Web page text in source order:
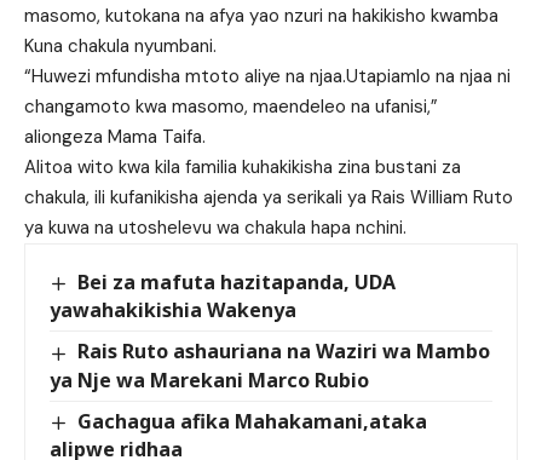
masomo, kutokana na afya yao nzuri na hakikisho kwamba
Kuna chakula nyumbani.
“Huwezi mfundisha mtoto aliye na njaa.Utapiamlo na njaa ni
changamoto kwa masomo, maendeleo na ufanisi,”
aliongeza Mama Taifa.
Alitoa wito kwa kila familia kuhakikisha zina bustani za
chakula, ili kufanikisha ajenda ya serikali ya Rais William Ruto
ya kuwa na utoshelevu wa chakula hapa nchini.
Bei za mafuta hazitapanda, UDA
yawahakikishia Wakenya
Rais Ruto ashauriana na Waziri wa Mambo
ya Nje wa Marekani Marco Rubio
Gachagua afika Mahakamani,ataka
alipwe ridhaa